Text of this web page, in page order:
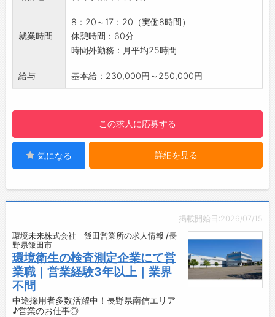
支社に戻り、伝票整理や事務処理を行います。
社用車の中を整理したり、明日の準備なども行
います。
↓
残業がある日もあれば、残業なしで帰宅する日
もあります。
・汎用ポール
・SMC成形加工品
【長期連休あり◎】
・長期休暇 GW（5/3〜5/7）、夏季（8/13〜
◆若い世代が頑張っています！
若手社員は一つの作業⇒複数の作業を目指して
おり、入社5年を目安に現場のリーダーを目指
して育成しています。
◆子育て世代も仕事と育児の両立できる！安心
＊女性の育児休暇100%達成
際に利用）
＊育児や介護に伴う短時間勤務制度あり！
ご本人の状況や保育園などへの送り迎えなど
も考慮して、4つの時間設定を設けて、柔軟な
制度の利用を行っております。
◆2024年12月『職場いきいきアドバンスカン
就業時間
8：20～17：20（実働8時間）
休憩時間：60分
時間外勤務：月平均25時間
給与 基本給：230,000円～250,000円
この求人に応募する
気になる 詳細を見る
掲載開始日:2026/07/15
環境未来株式会社 飯田営業所の求人情報 /長
野県飯田市
環境衛生の検査測定企業にて営
業職｜営業経験3年以上｜業界
不問
中途採用者多数活躍中！長野県南信エリア
♪営業のお仕事◎